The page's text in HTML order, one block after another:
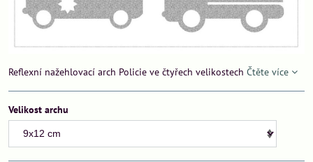
Reflexní nažehlovací arch Policie ve čtyřech velikostech Čtěte více
Velikost archu